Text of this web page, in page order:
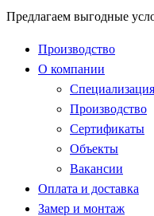
Предлагаем выгодные
Производство
О компании
Специализация
Производство
Сертификаты
Объекты
Вакансии
Оплата и доставка
Замер и монтаж